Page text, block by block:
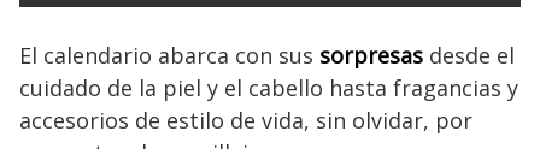
El calendario abarca con sus sorpresas desde el
cuidado de la piel y el cabello hasta fragancias y
accesorios de estilo de vida, sin olvidar, por